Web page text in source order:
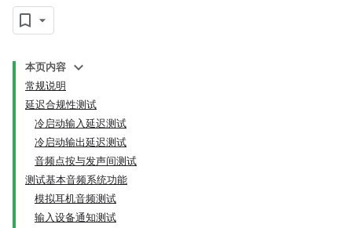
本页内容
常规说明
延迟合规性测试
冷启动输入延迟测试
冷启动输出延迟测试
音频点按与发声间测试
测试基本音频系统功能
模拟耳机音频测试
输入设备通知测试